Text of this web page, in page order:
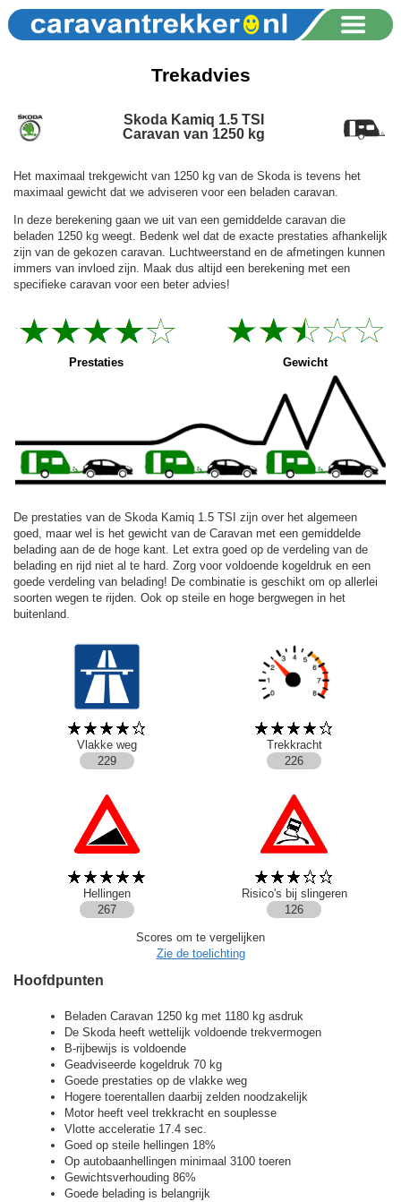
Trekadvies
Skoda Kamiq 1.5 TSI
Caravan van 1250 kg
Het maximaal trekgewicht van 1250 kg van de Skoda is tevens het
maximaal gewicht dat we adviseren voor een beladen caravan.
In deze berekening gaan we uit van een gemiddelde caravan die
beladen 1250 kg weegt. Bedenk wel dat de exacte prestaties afhankelijk
zijn van de gekozen caravan. Luchtweerstand en de afmetingen kunnen
immers van invloed zijn. Maak dus altijd een berekening met een
specifieke caravan voor een beter advies!
Prestaties Gewicht
De prestaties van de Skoda Kamiq 1.5 TSI zijn over het algemeen
goed, maar wel is het gewicht van de Caravan met een gemiddelde
belading aan de de hoge kant. Let extra goed op de verdeling van de
belading en rijd niet al te hard. Zorg voor voldoende kogeldruk en een
goede verdeling van belading! De combinatie is geschikt om op allerlei
soorten wegen te rijden. Ook op steile en hoge bergwegen in het
buitenland.
Vlakke weg
Trekkracht
229
226
Hellingen
Risico's bij slingeren
267
126
Scores om te vergelijken
Zie de toelichting
Hoofdpunten
Beladen Caravan 1250 kg met 1180 kg asdruk
De Skoda heeft wettelijk voldoende trekvermogen
B-rijbewijs is voldoende
Geadviseerde kogeldruk 70 kg
Goede prestaties op de vlakke weg
Hogere toerentallen daarbij zelden noodzakelijk
Motor heeft veel trekkracht en souplesse
Vlotte acceleratie 17.4 sec.
Goed op steile hellingen 18%
Op autobaanhellingen minimaal 3100 toeren
Gewichtsverhouding 86%
Goede belading is belangrijk